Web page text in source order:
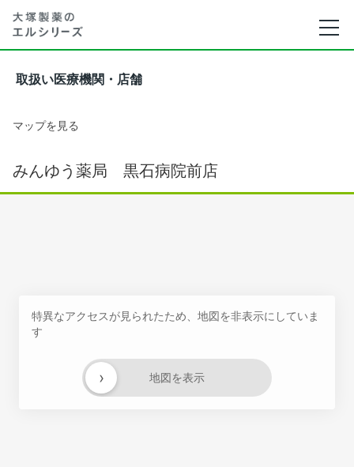
取扱い医療機関・店舗
マップを見る
みんゆう薬局 黒石病院前店
特異なアクセスが見られたため、地図を非表示にしていま
す
地図を表示
›